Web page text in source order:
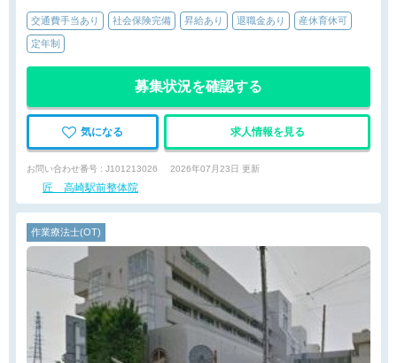
交通費手当あり 社会保険完備 昇給あり 退職金あり 産休育休可
定年制
募集状況を確認する
気になる 求人情報を見る
お問い合わせ番号 : J101213026 2026年07月23日 更新
匠 高崎駅前整体院
作業療法士(OT)